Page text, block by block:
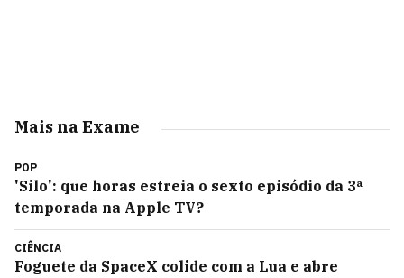
Mais na Exame
POP
'Silo': que horas estreia o sexto episódio da 3ª
temporada na Apple TV?
CIÊNCIA
Foguete da SpaceX colide com a Lua e abre